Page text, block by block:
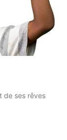
de ses rêves